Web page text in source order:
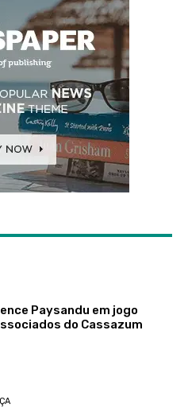
Paysandu em jogo
do Cassazum